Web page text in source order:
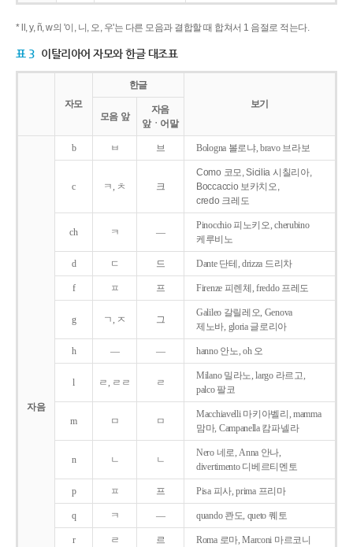
* ll, y, ñ, w의 '이, 니, 오, 우'는 다른 모음과 결합할 때 합쳐서 1 음절로 적는다.
표 3 이탈리아어 자모와 한글 대조표
자모
한글
보기
모음 앞
자음
앞ㆍ어말
자음
b ㅂ 브 Bologna 볼로냐, bravo 브라보
c ㅋ, ㅊ 크
Como 코모, Sicilia 시칠리아,
Boccaccio 보카치오,
credo 크레도
ch ㅋ ―
Pinocchio 피노키오, cherubino
케루비노
d ㄷ 드 Dante 단테, drizza 드리차
f ㅍ 프 Firenze 피렌체, freddo 프레도
g ㄱ, ㅈ 그
Galileo 갈릴레오, Genova
제노바, gloria 글로리아
h ― ― hanno 안노, oh 오
l ㄹ, ㄹㄹ ㄹ
Milano 밀라노, largo 라르고,
palco 팔코
m ㅁ ㅁ
Macchiavelli 마키아벨리, mamma
맘마, Campanella 캄파넬라
n ㄴ ㄴ
Nero 네로, Anna 안나,
divertimento 디베르티멘토
p ㅍ 프 Pisa 피사, prima 프리마
q ㅋ ― quando 콴도, queto 퀘토
r ㄹ 르 Roma 로마, Marconi 마르코니